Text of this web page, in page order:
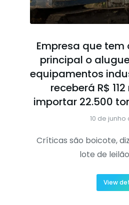
Empresa que
principal o
equipamentos
receberá R$
importar 22.500
10 de junho
Críticas são boicote,
lote de
View